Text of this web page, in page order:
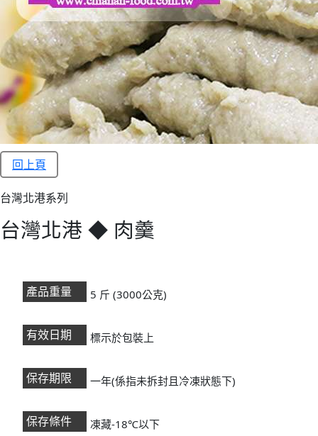
回上頁
台灣北港系列
台灣北港 ◆ 肉羹
產品重量 5 斤 (3000公克)
有效日期 標示於包裝上
保存期限 一年(係指未拆封且冷凍狀態下)
保存條件 凍藏-18℃以下